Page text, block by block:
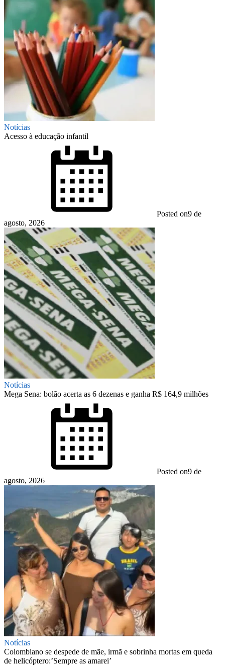
Notícias
Acesso à educação infantil
Posted on9 de
agosto, 2026
Notícias
Mega Sena: bolão acerta as 6 dezenas e ganha R$ 164,9 milhões
Posted on9 de
agosto, 2026
Notícias
Colombiano se despede de mãe, irmã e sobrinha mortas em queda
de helicóptero:’Sempre as amarei’